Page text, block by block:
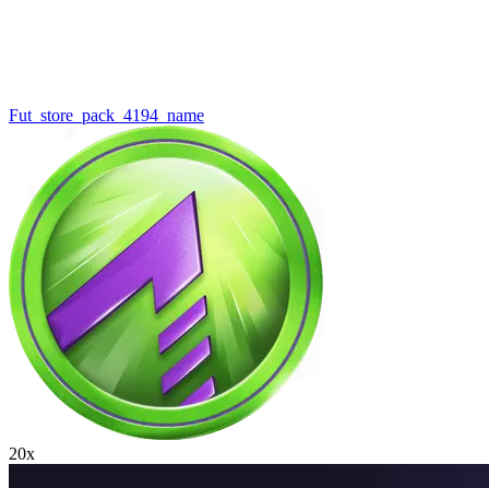
Fut_store_pack_4194_name
20x